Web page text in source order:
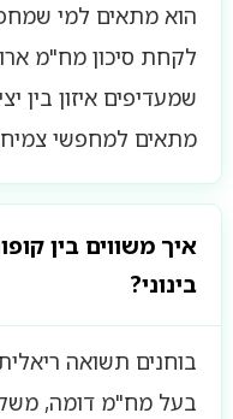
הוא מתאים למי
לקחת סיכון מח"מ
שמעדיפים איזון בין
מתאים למחפשי
איך משווים בין
בינוני?
בוחנים תשואה
בעל מח"מ דומה,